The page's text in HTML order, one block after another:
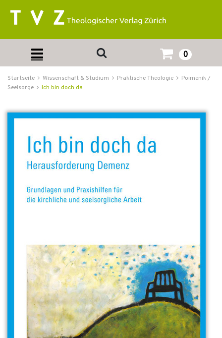
0
Startseite Wissenschaft & Studium Praktische Theologie
Poimenik /
Seelsorge
Ich bin doch da